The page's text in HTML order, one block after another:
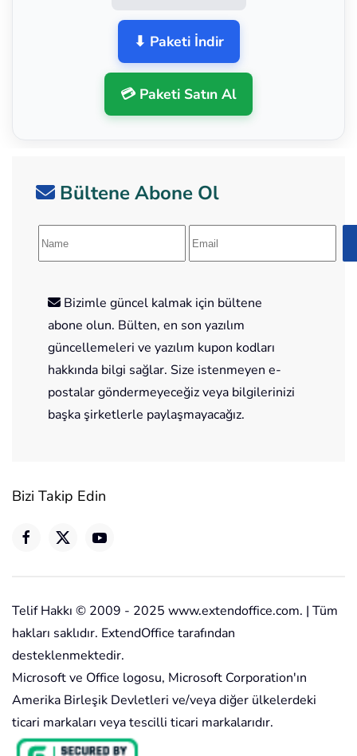
⬇ Paketi İndir
💳 Paketi Satın Al
Bültene Abone Ol
Bizimle güncel kalmak için bültene
abone olun. Bülten, en son yazılım
güncellemeleri ve yazılım kupon kodları
hakkında bilgi sağlar. Size istenmeyen e-
postalar göndermeyeceğiz veya bilgilerinizi
başka şirketlerle paylaşmayacağız.
Bizi Takip Edin
Telif Hakkı © 2009 - 2025 www.extendoffice.com. | Tüm
hakları saklıdır. ExtendOffice tarafından
desteklenmektedir.
Microsoft ve Office logosu, Microsoft Corporation'ın
Amerika Birleşik Devletleri ve/veya diğer ülkelerdeki
ticari markaları veya tescilli ticari markalarıdır.